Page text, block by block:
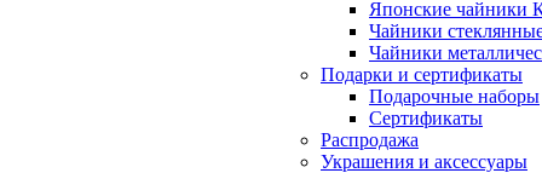
Японские чайники
Чайники
Чайники
Подарки и сертификаты
Подарочные наборы
Сертификаты
Распродажа
Украшения и аксессуары